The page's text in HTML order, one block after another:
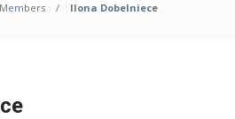
Ilona Dobelniece